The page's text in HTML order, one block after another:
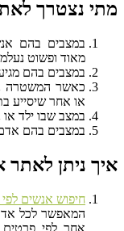
מתי נצטרך
במצבים בהם
מאוד ופשוט
במצבים בהם
כאשר המשטרה
או אחר שיסייע
במצב שבו ילד או
במצבים בהם
איך ניתן לאתר
חיפוש אנשים
המאפשר לכל
אחר לפי פרטים